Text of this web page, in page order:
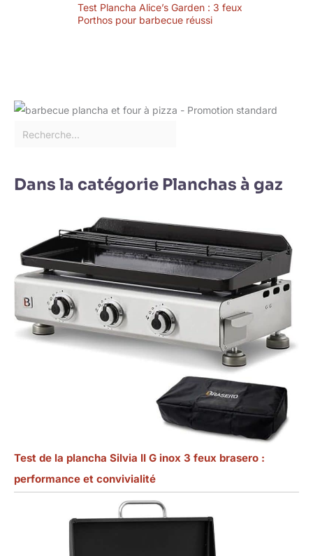
Test Plancha Alice’s Garden : 3 feux
Porthos pour barbecue réussi
Dans la catégorie Planchas à gaz
Test de la plancha Silvia II G inox 3 feux brasero :
performance et convivialité